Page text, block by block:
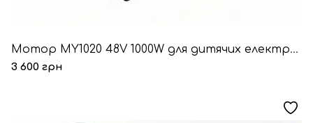
Мотор MY1020 48V 1000W для дитячих електричних квадроциклів 26.7A колекторний
3 600 грн